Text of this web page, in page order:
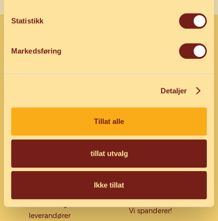
Statistikk
Markedsføring
Detaljer
Tillat alle
tillat utvalg
Ikke tillat
Meny
Allergener
Finn din Pizzabaker
Personvern
Om oss
leverandører
Bli PB-venn!
Se hvorfor det lønner seg -
Vi spanderer!